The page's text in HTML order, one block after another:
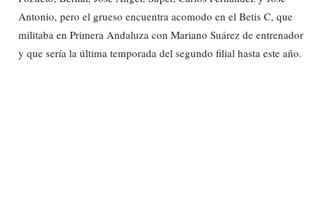
Antonio, pero el grueso encuentra acomodo en el Betis C, que
militaba en Primera Andaluza con Mariano Suárez de entrenador
y que sería la última temporada del segundo filial hasta este año.